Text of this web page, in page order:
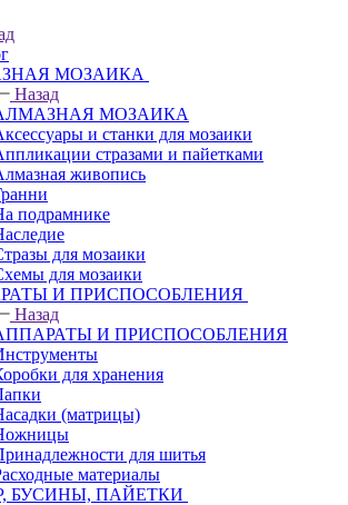
МОЗАИКА
Назад
МОЗАИКА
и станки для мозаики
стразами и пайетками
живопись
подрамнике
для мозаики
для мозаики
И ПРИСПОСОБЛЕНИЯ
Назад
И ПРИСПОСОБЛЕНИЯ
для хранения
(матрицы)
для шитья
материалы
БУСИНЫ, ПАЙЕТКИ